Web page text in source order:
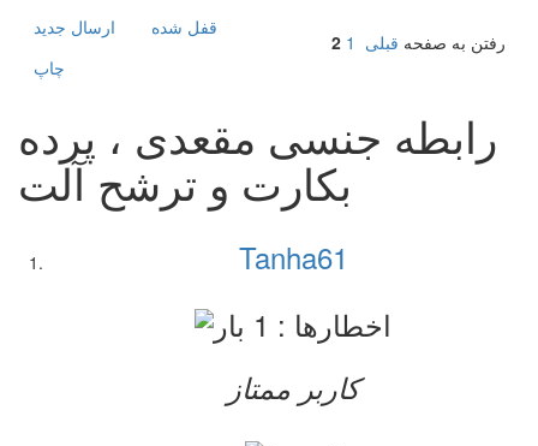
ارسال جديد
قفل شده
چاپ
رفتن به صفحه قبلی 1
2
رابطه جنسی مقعدی ، پرده
بکارت و ترشح آلت
Tanha61
کاربر ممتاز